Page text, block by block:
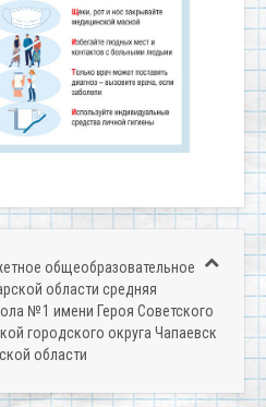
общеобразовательное
области средняя
№ 1 имени Героя Советского
городского округа Чапаевск
области